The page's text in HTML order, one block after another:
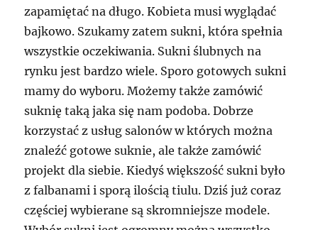
zapamiętać na długo. Kobieta musi wyglądać
bajkowo. Szukamy zatem sukni, która spełnia
wszystkie oczekiwania. Sukni ślubnych na
rynku jest bardzo wiele. Sporo gotowych sukni
mamy do wyboru. Możemy także zamówić
suknię taką jaka się nam podoba. Dobrze
korzystać z usług salonów w których można
znaleźć gotowe suknie, ale także zamówić
projekt dla siebie. Kiedyś większość sukni było
z falbanami i sporą ilością tiulu. Dziś już coraz
częściej wybierane są skromniejsze modele.